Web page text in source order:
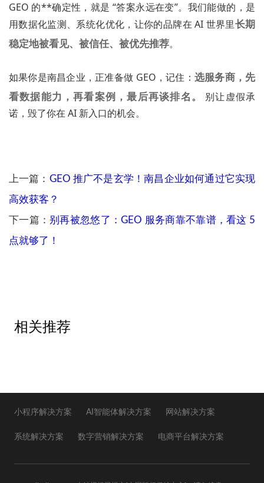
GEO 的**确定性，就是 “答案永远在变”。我们能做的，是
用数据化监测、系统化优化，让你的品牌在 AI 世界里长期
稳定地被看见、被信任、被优先推荐。
如果你是南昌企业，正准备做 GEO，记住： 选服务商，先
看数据能力，再看案例，最后再谈排名。
别让虚假承
诺，毁了你在 AI 新入口的机会。
上一篇： GEO 推广不是玄学！南昌企业如何通过它实现
高效获客？
下一篇： 别再被忽悠了：GEO 服务商靠不靠谱，看这 5
点就够了！
相关推荐
小程序解决方案 AI智能体解决方案 网站解决方案
系统解决方案 数字营销解决方案 电商平台解决方案